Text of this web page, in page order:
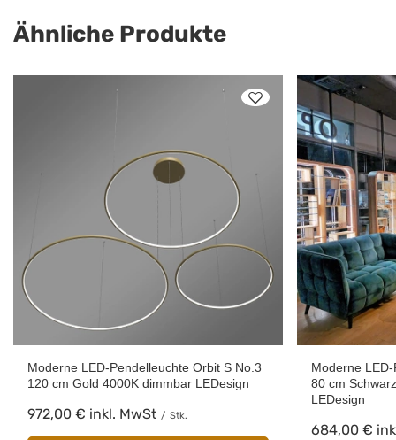
Ähnliche Produkte
Moderne LED-Pendelleuchte Orbit S No.3
120 cm Gold 4000K dimmbar LEDesign
972,00 € inkl. MwSt / Stk.
Moderne
80 cm
LEDesign
684,00 €